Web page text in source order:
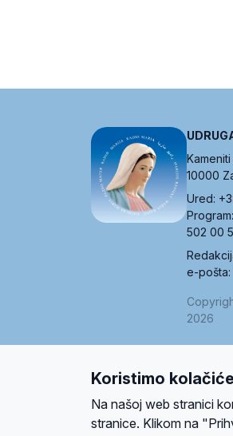
Kameniti
10000
Ured:
502 00
e-pošta:
2026
Ova stranica je
Koristimo
Na našoj web stranici
stranice. Klikom na